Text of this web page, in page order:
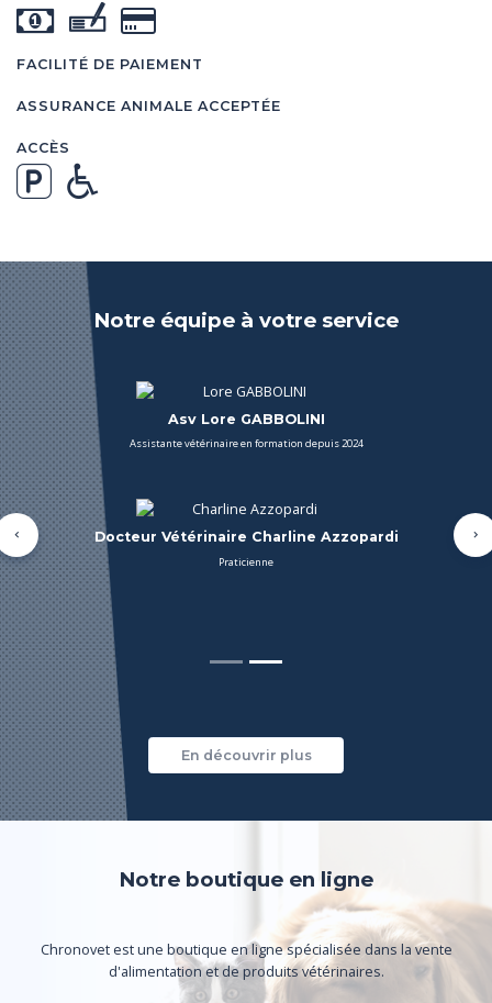
FACILITÉ DE PAIEMENT
ASSURANCE ANIMALE ACCEPTÉE
ACCÈS
Notre équipe à votre service
Asv Lore GABBOLINI
Assistante vétérinaire en formation depuis 2024
Docteur Vétérinaire Charline Azzopardi
Praticienne
Précédent
En découvrir plus
Notre boutique en ligne
Chronovet est une boutique en ligne spécialisée dans la vente
d'alimentation et de produits vétérinaires.